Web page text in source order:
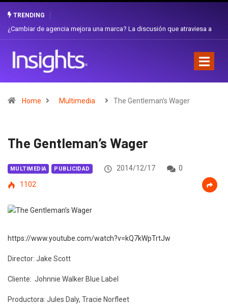
TRENDING
que atraviesa a
Gabriela Herrera y el arte de cambiarse el sombrero en
Home Multimedia The Gentleman’s Wager
The Gentleman’s Wager
MULTIMEDIA PUBLICIDAD 2014/12/17
0
1102
https://www.youtube.com/watch?v=kQ7kWpTrtJw
Director: Jake Scott
Cliente: Johnnie Walker Blue Label
Productora: Jules Daly, Tracie Norfleet